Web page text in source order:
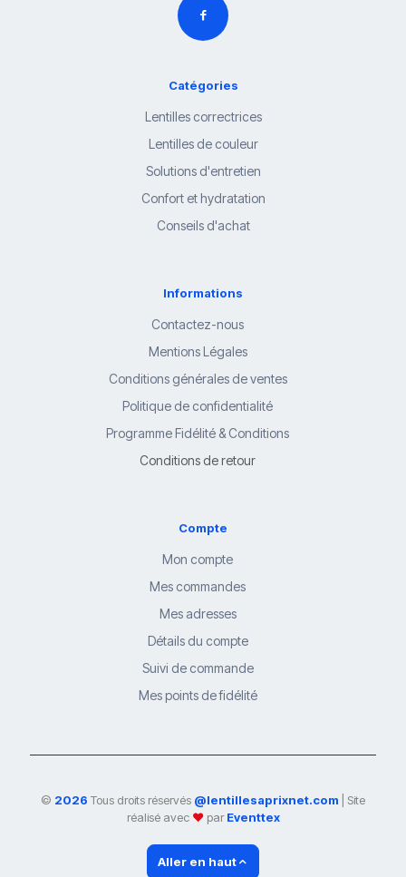
Catégories
Lentilles correctrices
Lentilles de couleur
Solutions d'entretien
Confort et hydratation
Conseils d'achat
Informations
Contactez-nous
Mentions Légales
Conditions générales de ventes
Politique de confidentialité
Programme Fidélité & Conditions
Conditions de retour
Compte
Mon compte
Mes commandes
Mes adresses
Détails du compte
Suivi de commande
Mes points de fidélité
© 2026 Tous droits réservés @lentillesaprixnet.com | Site
réalisé avec ❤parEventtex
Aller en haut